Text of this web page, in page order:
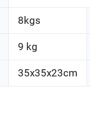
8kgs
9 kg
35x35x23cm